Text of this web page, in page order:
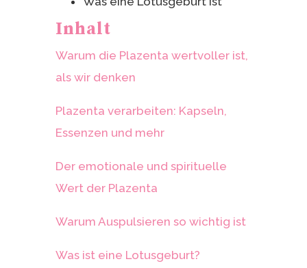
Inhalt
Warum die Plazenta wertvoller ist,
als wir denken
Plazenta verarbeiten: Kapseln,
Essenzen und mehr
Der emotionale und spirituelle
Wert der Plazenta
Warum Auspulsieren so wichtig ist
Was ist eine Lotusgeburt?